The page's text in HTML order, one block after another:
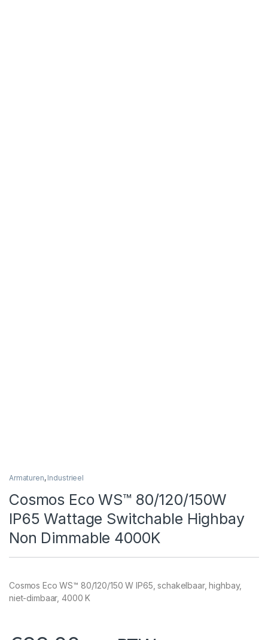
Armaturen, Industrieel
Cosmos Eco WS™ 80/120/150W
IP65 Wattage Switchable Highbay
Non Dimmable 4000K
Cosmos Eco WS™ 80/120/150 W IP65, schakelbaar, highbay,
niet-dimbaar, 4000 K